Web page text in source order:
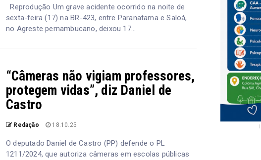
Reprodução Um grave acidente ocorrido na noite de
sexta-feira (17) na BR-423, entre Paranatama e Saloá,
no Agreste pernambucano, deixou 17...
“Câmeras não vigiam professores,
protegem vidas”, diz Daniel de
Castro
Redação 18.10.25
O deputado Daniel de Castro (PP) defende o PL
1211/2024, que autoriza câmeras em escolas públicas